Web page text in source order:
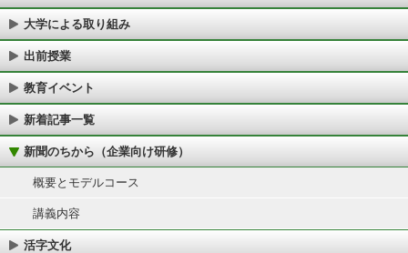
大学による取り組み
出前授業
教育イベント
新着記事一覧
新聞のちから（企業向け研修）
概要とモデルコース
講義内容
活字文化